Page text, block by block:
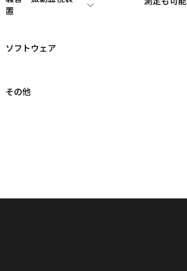
置
ソフトウェア
その他